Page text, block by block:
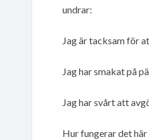
undrar:
Jag är tacksam för
Jag har smakat på
Jag har svårt att
Hur fungerar det